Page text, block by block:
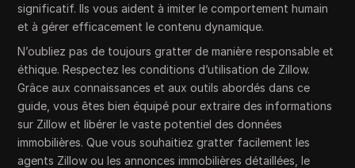
significatif. Ils vous aident à imiter le comportement humain
et à gérer efficacement le contenu dynamique.
N’oubliez pas de toujours gratter de manière responsable et
éthique. Respectez les conditions d’utilisation de Zillow.
Grâce aux connaissances et aux outils abordés dans ce
guide, vous êtes bien équipé pour extraire des informations
sur Zillow et libérer le vaste potentiel des données
immobilières. Que vous souhaitiez gratter facilement les
agents Zillow ou les annonces immobilières détaillées, le